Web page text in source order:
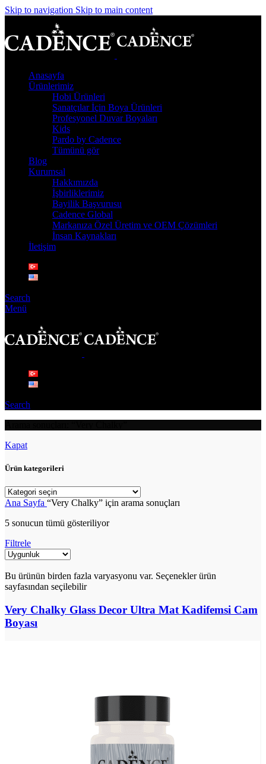
Skip to navigation Skip to main content
Anasayfa
Ürünlerimiz
Hobi Ürünleri
Sanatçılar İçin Boya Ürünleri
Profesyonel Duvar Boyaları
Kids
Pardo by Cadence
Tümünü gör
Blog
Kurumsal
Hakkımızda
İşbirliklerimiz
Bayilik Başvurusu
Cadence Global
Markanıza Özel Üretim ve OEM Çözümleri
İnsan Kaynakları
İletişim
Search
Menü
Search
Kapat
Ürün kategorileri
Ana Sayfa “Very Chalky” için arama sonuçları
5 sonucun tümü gösteriliyor
Filtrele
Bu ürünün birden fazla varyasyonu var. Seçenekler ürün
sayfasından seçilebilir
Very Chalky Glass Decor Ultra Mat Kadifemsi Cam
Boyası